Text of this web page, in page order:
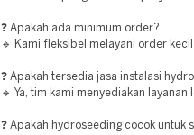
❓ Apakah ada minimum order?
🔹 Kami fleksibel melayani order
❓ Apakah tersedia jasa instalasi
🔹 Ya, tim kami menyediakan
❓ Apakah hydroseeding cocok untuk